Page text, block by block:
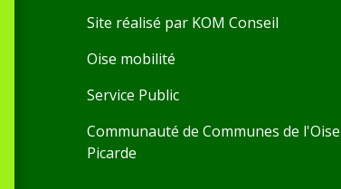
Site réalisé par KOM Conseil
Oise mobilité
Service Public
Communauté de Communes de l'Oise
Picarde